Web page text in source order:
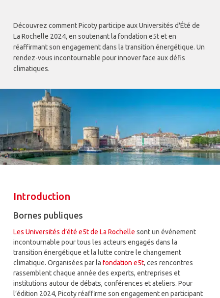
Découvrez comment Picoty participe aux Universités d'Été de
La Rochelle 2024, en soutenant la fondation e5t et en
réaffirmant son engagement dans la transition énergétique. Un
rendez-vous incontournable pour innover face aux défis
climatiques.
Introduction
Bornes publiques
Les Universités d’été e5t de La Rochelle sont un événement
incontournable pour tous les acteurs engagés dans la
transition énergétique et la lutte contre le changement
climatique. Organisées par lafondation e5t, ces rencontres
rassemblent chaque année des experts, entreprises et
institutions autour de débats, conférences et ateliers. Pour
l’édition 2024, Picoty réaffirme son engagement en participant